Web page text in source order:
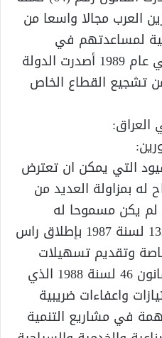
العرب مجالا واسعا من
لمساعدتهم في
المشاركة في التطوير. وفي عام 1989 أصدرت الدولة
الذي تضمن تشجيع القطاع الخاص
التي يمكن ان تعترض
بمزاولة العديد من
لم يكن مسموحا له
بمزاولتها سابقا مثل قرار 132 لسنة 1987 بإطلاق راس
وتقديم تسهيلات
ائتمانية ميسرة. وكذلك القانون 46 لسنة 1988 الذي
واعفاءات ضريبية
في مشاريع التنمية